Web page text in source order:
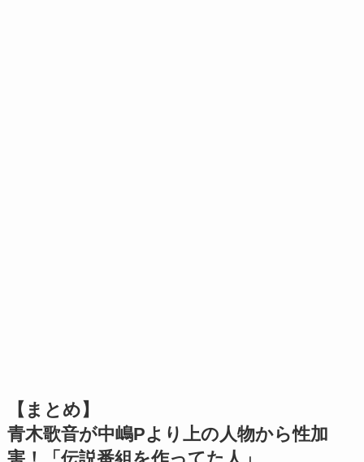
【まとめ】
青木歌音が中嶋Pより上の人物から性加